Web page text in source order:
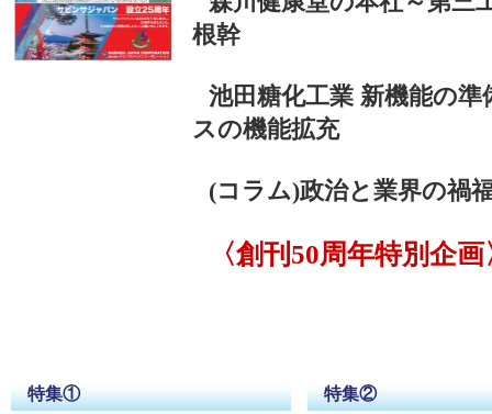
根幹
池田糖化工業 新機能の
スの機能拡充
(コラム)政治と業界の禍
〈創刊50周年特別企画
特集① 特集②